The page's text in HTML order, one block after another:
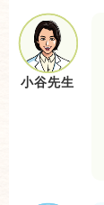
小谷先生